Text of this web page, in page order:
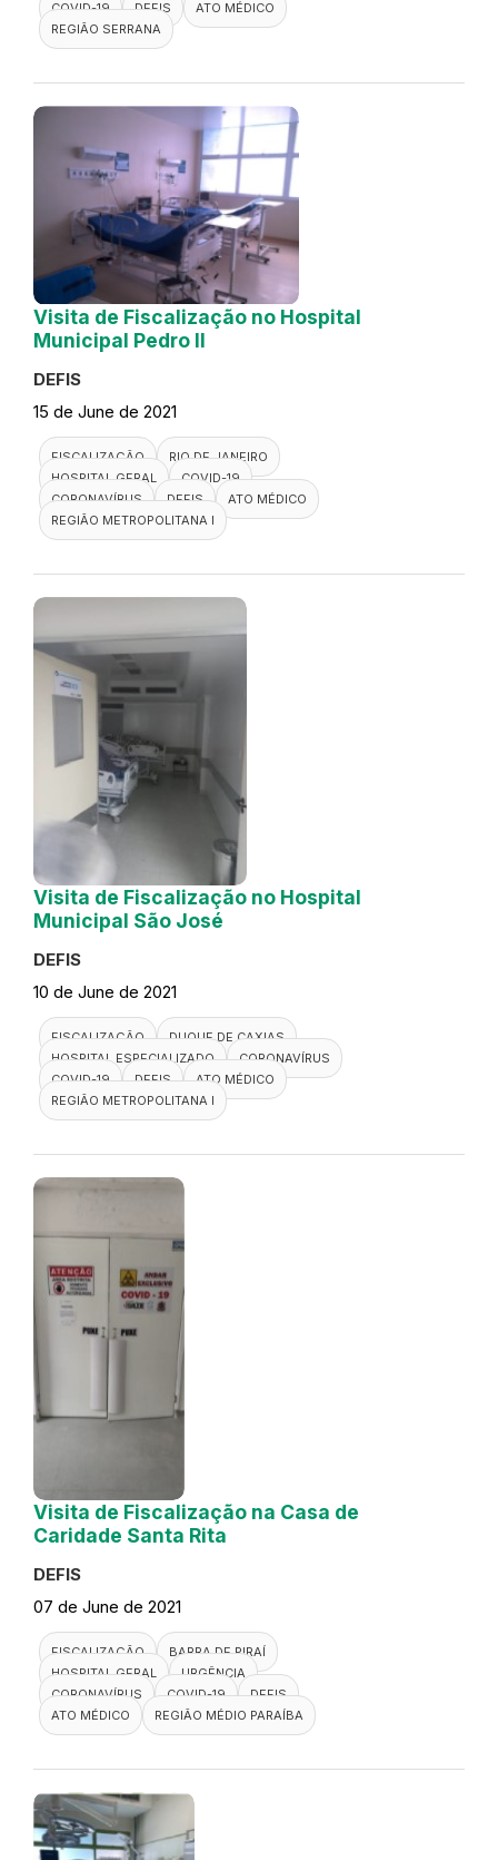
COVID-19 DEFIS
ATO MÉDICO
REGIÃO SERRANA
Visita de Fiscalização no Hospital
Municipal Pedro II
DEFIS
15 de June de 2021
FISCALIZAÇÃO
RIO DE JANEIRO
HOSPITAL GERAL
COVID-19
CORONAVÍRUS
DEFIS
ATO MÉDICO
REGIÃO METROPOLITANA I
Visita de Fiscalização no Hospital
Municipal São José
DEFIS
10 de June de 2021
FISCALIZAÇÃO
DUQUE DE CAXIAS
HOSPITAL ESPECIALIZADO
CORONAVÍRUS
COVID-19
DEFIS
ATO MÉDICO
REGIÃO METROPOLITANA I
Visita de Fiscalização na Casa de
Caridade Santa Rita
DEFIS
07 de June de 2021
FISCALIZAÇÃO
BARRA DE PIRAÍ
HOSPITAL GERAL
URGÊNCIA
CORONAVÍRUS
COVID-19
DEFIS
ATO MÉDICO
REGIÃO MÉDIO PARAÍBA